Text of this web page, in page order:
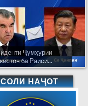
Ҷумҳурии
ба Раиси...
СОЛИ НАҶОТ